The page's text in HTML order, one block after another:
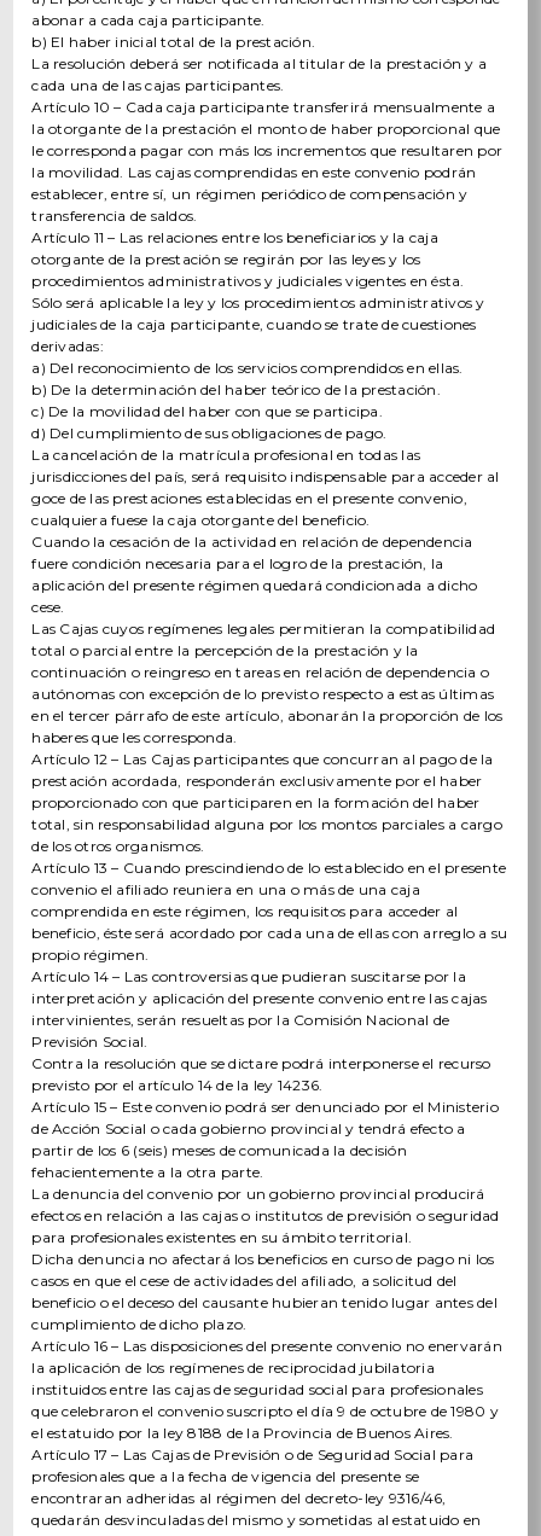
abonar a cada caja participante.
b) El haber inicial total de la prestación.
La resolución deberá ser notificada al titular de la prestación y a
cada una de las cajas participantes.
Artículo 10 – Cada caja participante transferirá mensualmente a
la otorgante de la prestación el monto de haber proporcional que
le corresponda pagar con más los incrementos que resultaren por
la movilidad. Las cajas comprendidas en este convenio podrán
establecer, entre sí, un régimen periódico de compensación y
transferencia de saldos.
Artículo 11 – Las relaciones entre los beneficiarios y la caja
otorgante de la prestación se regirán por las leyes y los
procedimientos administrativos y judiciales vigentes en ésta.
Sólo será aplicable la ley y los procedimientos administrativos y
judiciales de la caja participante, cuando se trate de cuestiones
derivadas:
a) Del reconocimiento de los servicios comprendidos en ellas.
b) De la determinación del haber teórico de la prestación.
c) De la movilidad del haber con que se participa.
d) Del cumplimiento de sus obligaciones de pago.
La cancelación de la matrícula profesional en todas las
jurisdicciones del país, será requisito indispensable para acceder al
goce de las prestaciones establecidas en el presente convenio,
cualquiera fuese la caja otorgante del beneficio.
Cuando la cesación de la actividad en relación de dependencia
fuere condición necesaria para el logro de la prestación, la
aplicación del presente régimen quedará condicionada a dicho
cese.
Las Cajas cuyos regímenes legales permitieran la compatibilidad
total o parcial entre la percepción de la prestación y la
continuación o reingreso en tareas en relación de dependencia o
autónomas con excepción de lo previsto respecto a estas últimas
en el tercer párrafo de este artículo, abonarán la proporción de los
haberes que les corresponda.
Artículo 12 – Las Cajas participantes que concurran al pago de la
prestación acordada, responderán exclusivamente por el haber
proporcionado con que participaren en la formación del haber
total, sin responsabilidad alguna por los montos parciales a cargo
de los otros organismos.
Artículo 13 – Cuando prescindiendo de lo establecido en el presente
convenio el afiliado reuniera en una o más de una caja
comprendida en este régimen, los requisitos para acceder al
beneficio, éste será acordado por cada una de ellas con arreglo a su
propio régimen.
Artículo 14 – Las controversias que pudieran suscitarse por la
interpretación y aplicación del presente convenio entre las cajas
intervinientes, serán resueltas por la Comisión Nacional de
Previsión Social.
Contra la resolución que se dictare podrá interponerse el recurso
previsto por el artículo 14 de la ley 14236.
Artículo 15 – Este convenio podrá ser denunciado por el Ministerio
de Acción Social o cada gobierno provincial y tendrá efecto a
partir de los 6 (seis) meses de comunicada la decisión
fehacientemente a la otra parte.
La denuncia del convenio por un gobierno provincial producirá
efectos en relación a las cajas o institutos de previsión o seguridad
para profesionales existentes en su ámbito territorial.
Dicha denuncia no afectará los beneficios en curso de pago ni los
casos en que el cese de actividades del afiliado, a solicitud del
beneficio o el deceso del causante hubieran tenido lugar antes del
cumplimiento de dicho plazo.
Artículo 16 – Las disposiciones del presente convenio no enervarán
la aplicación de los regímenes de reciprocidad jubilatoria
instituidos entre las cajas de seguridad social para profesionales
que celebraron el convenio suscripto el día 9 de octubre de 1980 y
el estatuido por la ley 8188 de la Provincia de Buenos Aires.
Artículo 17 – Las Cajas de Previsión o de Seguridad Social para
profesionales que a la fecha de vigencia del presente se
encontraran adheridas al régimen del decreto-ley 9316/46,
quedarán desvinculadas del mismo y sometidas al estatuido en